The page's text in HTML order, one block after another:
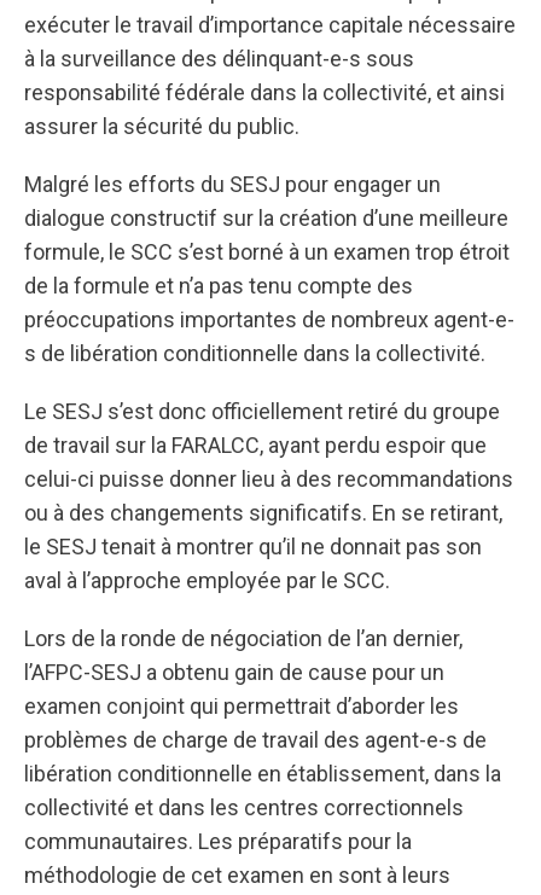
exécuter le travail d’importance capitale nécessaire
à la surveillance des délinquant-e-s sous
responsabilité fédérale dans la collectivité, et ainsi
assurer la sécurité du public.
Malgré les efforts du SESJ pour engager un
dialogue constructif sur la création d’une meilleure
formule, le SCC s’est borné à un examen trop étroit
de la formule et n’a pas tenu compte des
préoccupations importantes de nombreux agent-e-
s de libération conditionnelle dans la collectivité.
Le SESJ s’est donc officiellement retiré du groupe
de travail sur la FARALCC, ayant perdu espoir que
celui-ci puisse donner lieu à des recommandations
ou à des changements significatifs. En se retirant,
le SESJ tenait à montrer qu’il ne donnait pas son
aval à l’approche employée par le SCC.
Lors de la ronde de négociation de l’an dernier,
l’AFPC-SESJ a obtenu gain de cause pour un
examen conjoint qui permettrait d’aborder les
problèmes de charge de travail des agent-e-s de
libération conditionnelle en établissement, dans la
collectivité et dans les centres correctionnels
communautaires. Les préparatifs pour la
méthodologie de cet examen en sont à leurs